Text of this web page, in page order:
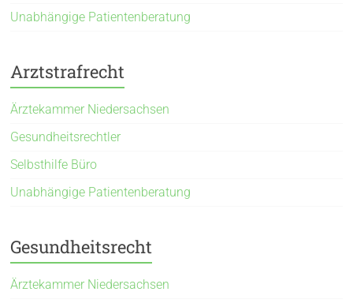
Unabhängige Patientenberatung
Arztstrafrecht
Ärztekammer Niedersachsen
Gesundheitsrechtler
Selbsthilfe Büro
Unabhängige Patientenberatung
Gesundheitsrecht
Ärztekammer Niedersachsen